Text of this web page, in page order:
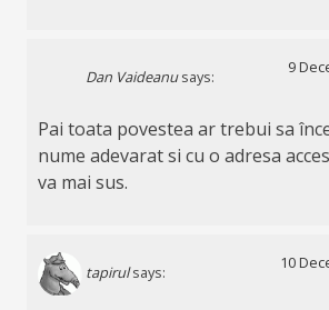
Dan Vaideanu says:
9
Pai toata povestea ar trebui sa
nume adevarat si cu o adresa
va mai sus.
tapirul says:
10